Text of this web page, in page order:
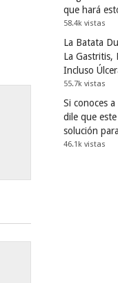
que hará
58.4k vistas
La Batata
La Gastritis,
Incluso
55.7k vistas
Si conoces
dile que
solución
46.1k vistas